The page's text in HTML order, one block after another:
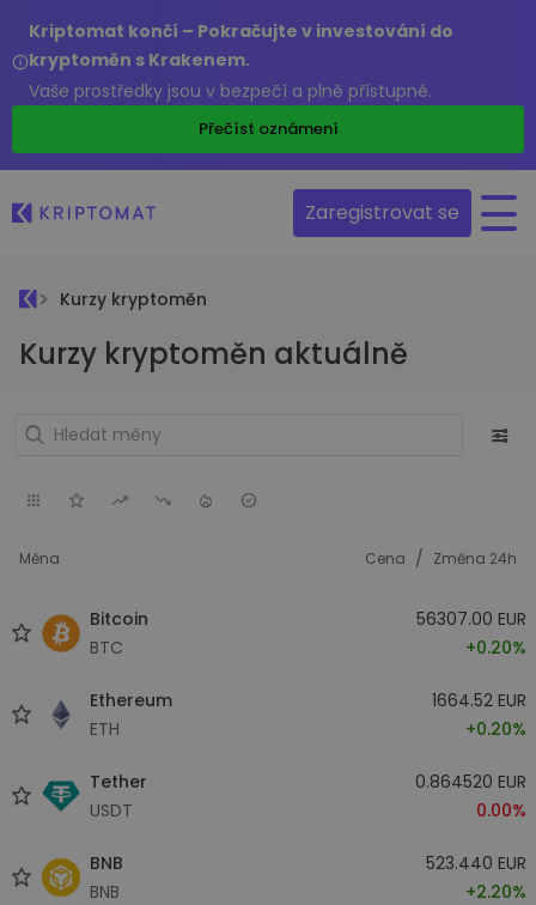
Kriptomat končí – Pokračujte v investování do
kryptoměn s Krakenem.
Vaše prostředky jsou v bezpečí a plně přístupné.
Přečíst oznámení
Zaregistrovat se
Kurzy kryptoměn
Kurzy kryptoměn aktuálně
Měna Cena / Změna 24h
Bitcoin
BTC
56307.00 EUR
+0.20%
Ethereum
ETH
1664.52 EUR
+0.20%
Tether
USDT
0.864520 EUR
0.00%
BNB
BNB
523.440 EUR
+2.20%